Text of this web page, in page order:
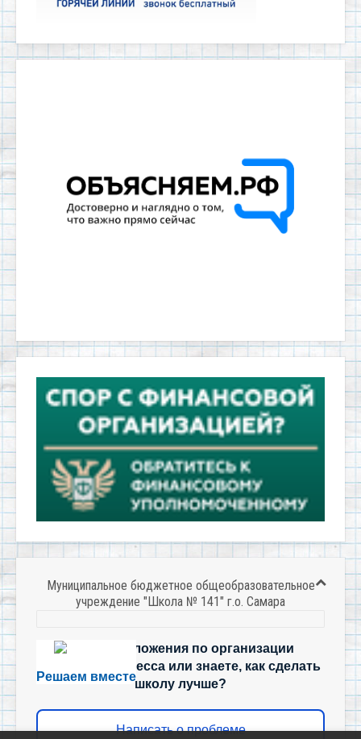
Муниципальное бюджетное общеобразовательное
учреждение "Школа № 141" г.о. Самара
Решаем вместе
Есть предложения по организации
учебного процесса или знаете, как сделать
школу лучше?
Написать о проблеме